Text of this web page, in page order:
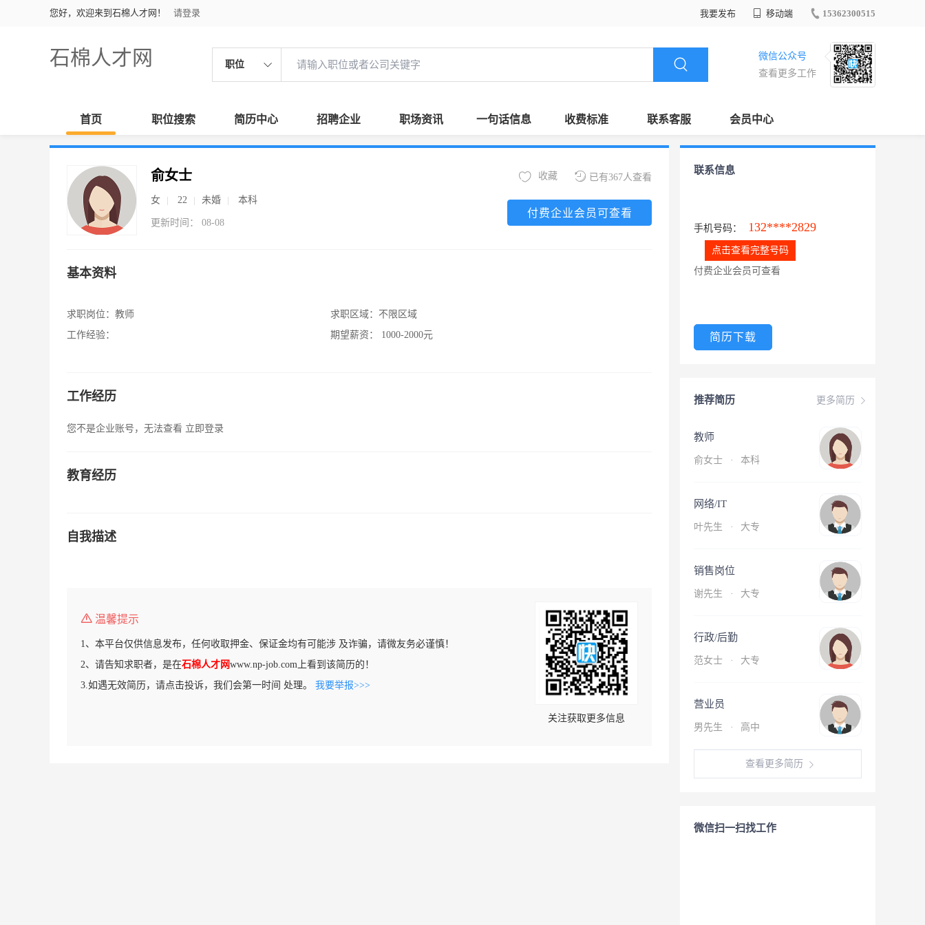
您好，欢迎来到石棉人才网！ 请登录 我要发布 移动端 15362300515
石棉人才网 职位
微信公众号
查看更多工作
首页 职位搜索 简历中心 招聘企业 职场资讯 一句话信息 收费标准 联系客服 会员中心
俞女士
女 22 未婚 本科
更新时间： 08-08
已有367人查看
收藏
付费企业会员可查看
基本资料
求职岗位： 教师
工作经验：
求职区域： 不限区域
期望薪资：
1000-2000元
工作经历
您不是企业账号，无法查看 立即登录
教育经历
自我描述
温馨提示
1、本平台仅供信息发布，任何收取押金、保证金均有可能涉 及诈骗，请微友务必谨慎！
2、请告知求职者，是在石棉人才网www.np-job.com上看到该简历的！
3.如遇无效简历，请点击投诉，我们会第一时间 处理。 我要举报>>>
关注获取更多信息
联系信息
手机号码： 132****2829
点击查看完整号码
付费企业会员可查看
简历下载
更多简历
推荐简历
教师
俞女士 · 本科
网络/IT
叶先生 · 大专
销售岗位
谢先生 · 大专
行政/后勤
范女士 · 大专
营业员
男先生 · 高中
查看更多简历
微信扫一扫找工作